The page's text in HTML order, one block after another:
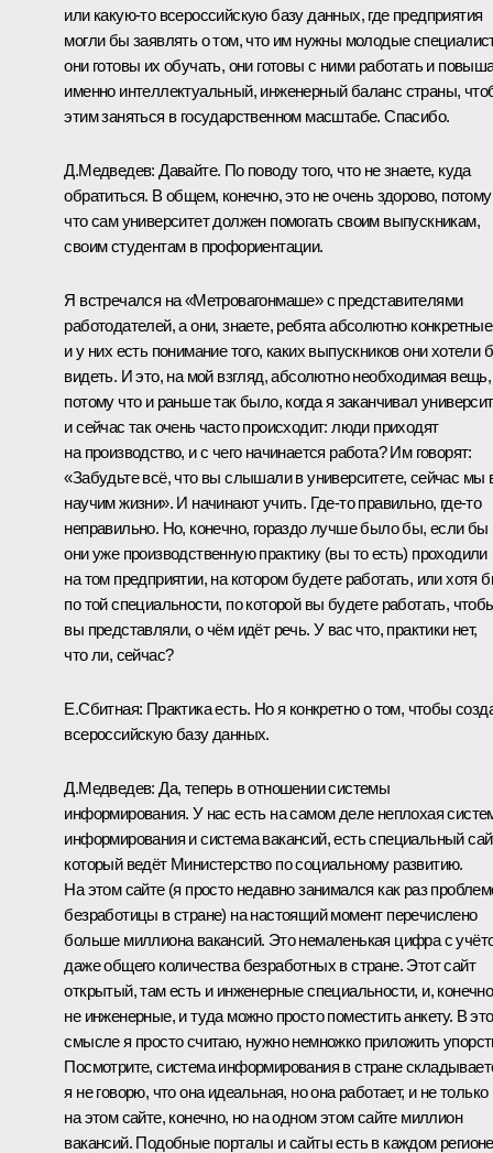
или какую‑то всероссийскую базу данных, где предприятия
могли бы заявлять о том, что им нужны молодые
они готовы их обучать, они готовы с ними работать и
именно интеллектуальный, инженерный баланс страны,
этим заняться в государственном масштабе. Спасибо.
Д.Медведев:Давайте. По поводу того, что не знаете, куда
обратиться. В общем, конечно, это не очень здорово, потому
что сам университет должен помогать своим выпускникам,
своим студентам в профориентации.
Я встречался на «Метровагонмаше» с представителями
работодателей, а они, знаете, ребята абсолютно
и у них есть понимание того, каких выпускников они хотели
видеть. И это, на мой взгляд, абсолютно необходимая вещь,
потому что и раньше так было, когда я заканчивал
и сейчас так очень часто происходит: люди приходят
на производство, и с чего начинается работа? Им говорят:
«Забудьте всё, что вы слышали в университете, сейчас мы
научим жизни». И начинают учить. Где‑то правильно, где‑то
неправильно. Но, конечно, гораздо лучше было бы, если бы
они уже производственную практику (вы то есть) проходили
на том предприятии, на котором будете работать, или хотя
по той специальности, по которой вы будете работать,
вы представляли, о чём идёт речь. У вас что, практики нет,
что ли, сейчас?
Е.Сбитная: Практика есть. Но я конкретно о том, чтобы
всероссийскую базу данных.
Д.Медведев:Да, теперь в отношении системы
информирования. У нас есть на самом деле неплохая
информирования и система вакансий, есть специальный
который ведёт Министерство по социальному развитию.
На этом сайте (я просто недавно занимался как раз
безработицы в стране) на настоящий момент перечислено
больше миллиона вакансий. Это немаленькая цифра с
даже общего количества безработных в стране. Этот сайт
открытый, там есть и инженерные специальности, и,
не инженерные, и туда можно просто поместить анкету. В
смысле я просто считаю, нужно немножко приложить
Посмотрите, система информирования в стране
я не говорю, что она идеальная, но она работает, и не только
на этом сайте, конечно, но на одном этом сайте миллион
вакансий. Подобные порталы и сайты есть в каждом